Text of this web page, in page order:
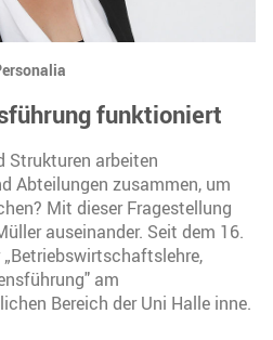
funktioniert
Strukturen arbeiten
Abteilungen zusammen, um
Mit dieser Fragestellung
auseinander. Seit dem 16.
am
Bereich der Uni Halle inne.